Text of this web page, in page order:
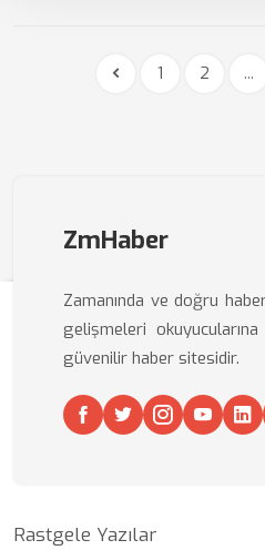
1 2 ...
ZmHaber
Zamanında ve doğru
gelişmeleri okuyucularına
güvenilir haber sitesidir.
Rastgele Yazılar